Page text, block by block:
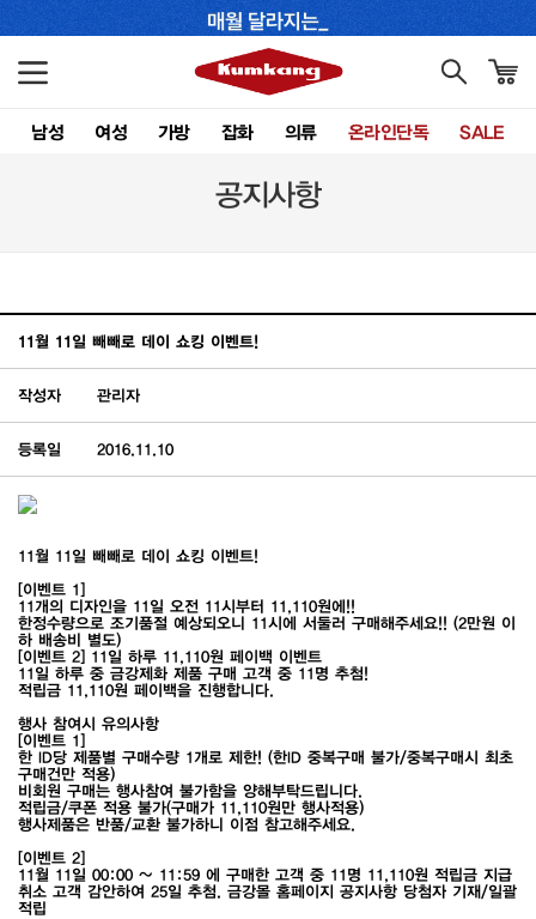
남성 여성 가방 잡화 의류 온라인단독 SALE
공지사항
11월 11일 빼빼로 데이 쇼킹 이벤트!
작성자 관리자
등록일 2016.11.10
11월 11일 빼빼로 데이 쇼킹 이벤트!
[이벤트 1]
11개의 디자인을 11일 오전 11시부터 11,110원에!!
한정수량으로 조기품절 예상되오니 11시에 서둘러 구매해주세요!! (2만원 이
하 배송비 별도)
[이벤트 2] 11일 하루 11,110원 페이백 이벤트
11일 하루 중 금강제화 제품 구매 고객 중 11명 추첨!
적립금 11,110원 페이백을 진행합니다.
행사 참여시 유의사항
[이벤트 1]
한 ID당 제품별 구매수량 1개로 제한! (한ID 중복구매 불가/중복구매시 최초
구매건만 적용)
비회원 구매는 행사참여 불가함을 양해부탁드립니다.
적립금/쿠폰 적용 불가(구매가 11,110원만 행사적용)
행사제품은 반품/교환 불가하니 이점 참고해주세요.
[이벤트 2]
11월 11일 00:00 ~ 11:59 에 구매한 고객 중 11명 11,110원 적립금 지급
취소 고객 감안하여 25일 추첨. 금강몰 홈페이지 공지사항 당첨자 기재/일괄
적립